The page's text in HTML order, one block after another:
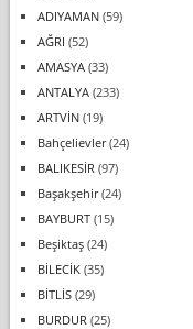
ADIYAMAN(59)
AĞRI (52)
AMASYA(33)
ANTALYA(233)
ARTVİN(19)
Bahçelievler(24)
BALIKESİR (97)
Başakşehir(24)
BAYBURT(15)
Beşiktaş(24)
BİLECİK(35)
BİTLİS(29)
BURDUR (25)